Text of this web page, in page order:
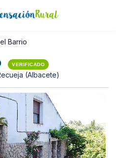
Barrio
VERIFICADO
(Albacete)